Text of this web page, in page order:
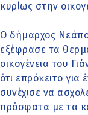
κυρίως στην
Ο δήμαρχος
εξέφρασε τα
οικογένεια του
ότι επρόκειτο για
συνέχισε να
πρόσφατα με τα